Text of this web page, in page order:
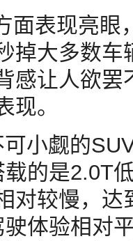
面表现亮眼
掉大多数
感让人欲
现。
小觑的
载的是2.0T
对较慢，
体验相对